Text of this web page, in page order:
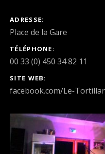
ADRESSE
TÉLÉPHONE
00 33 (0) 450 34 82 11
SITE WEB
facebook.com/Le-